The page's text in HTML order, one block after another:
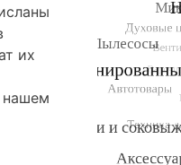
их
нашем